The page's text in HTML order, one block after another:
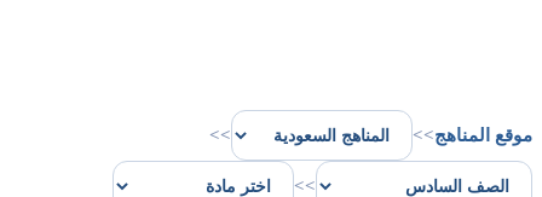
موقع المناهج>>
>>
>>